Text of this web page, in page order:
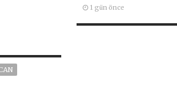
1 gün önce